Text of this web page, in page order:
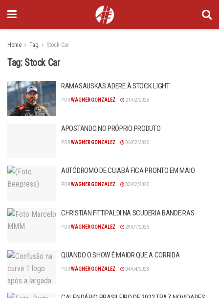
Home Tag Stock Car
Tag: Stock Car
RAMASAUSKAS ADERE À STOCK LIGHT
PORWAGNER GONZALEZ 21/02/2025
APOSTANDO NO PRÓPRIO PRODUTO
PORWAGNER GONZALEZ 06/02/2025
AUTÓDROMO DE CUIABÁ FICA PRONTO EM MAIO
PORWAGNER GONZALEZ 03/02/2025
CHRISTIAN FITTIPALDI NA SCUDERIA BANDEIRAS
PORWAGNER GONZALEZ 29/01/2025
QUANDO O SHOW É MAIOR QUE A CORRIDA
PORWAGNER GONZALEZ 04/04/2023